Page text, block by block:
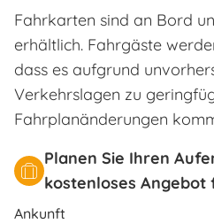
Fahrkarten sind an Bord
erhältlich. Fahrgäste
dass es aufgrund
Verkehrslagen zu
Fahrplanänderungen
Planen Sie Ihren
kostenloses
Ankunft